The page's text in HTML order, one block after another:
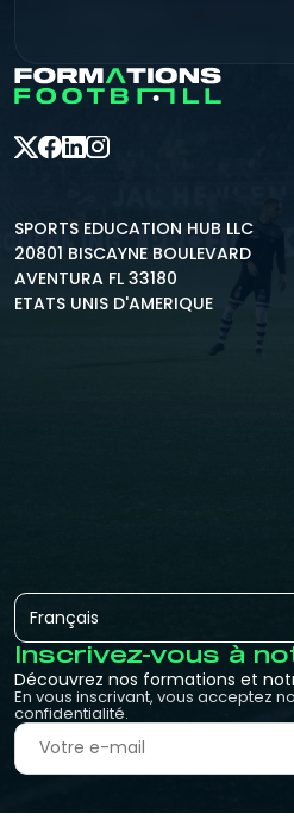
SPORTS EDUCATION HUB LLC
20801 BISCAYNE BOULEVARD
AVENTURA FL 33180
ETATS UNIS D'AMERIQUE
Français
Inscrivez-vous à
Découvrez nos formations et
En vous inscrivant, vous acceptez
confidentialité.